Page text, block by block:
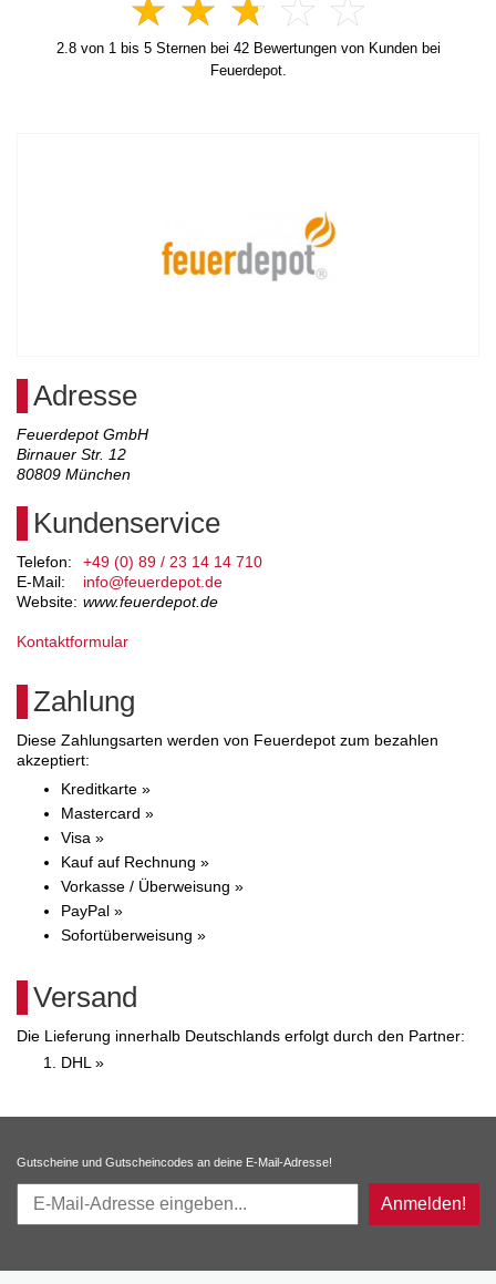
2.8von 1 bis 5Sternen bei 42Bewertungen von Kunden bei
Feuerdepot.
Adresse
Feuerdepot GmbH
Birnauer Str. 12
80809 München
Kundenservice
Telefon:
+49 (0) 89 / 23 14 14 710
E-Mail:
info@feuerdepot.de
Website: www.feuerdepot.de
Kontaktformular
Zahlung
Diese Zahlungsarten werden von Feuerdepot zum bezahlen
akzeptiert:
Kreditkarte »
Mastercard »
Visa »
Kauf auf Rechnung »
Vorkasse / Überweisung »
PayPal »
Sofortüberweisung »
Versand
Die Lieferung innerhalb Deutschlands erfolgt durch den Partner:
DHL »
Gutscheine und Gutscheincodes an deine E-Mail-Adresse!
Anmelden!